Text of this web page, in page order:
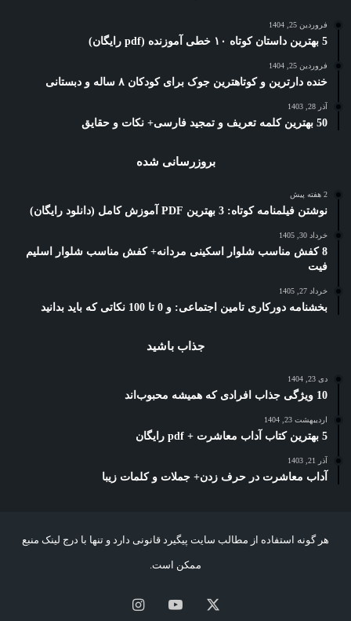
فروردین 25, 1404
5 بهترین داستان کوتاه ۱۰ خطی آموزنده (pdf رایگان)
فروردین 25, 1404
خنده دارترین و کوتاهترین جوک برای کودکان ۸ ساله و دبستانی
آذر 28, 1403
50 بهترین کلمه تعریف و تمجید فارسی+ نکات و حقایق
بروزرسانی شده
2 هفته پیش
نوشتن فیلمنامه کوتاه: 3 بهترین PDF آموزش کامل (دانلود رایگان)
خرداد 30, 1405
8 کفش مناسب شلوار اسکینی مردانه+ کفش مناسب شلوار اسلیم
فیت
خرداد 27, 1405
بخشنامه دورکاری تامین اجتماعی: و 0 تا 100 نکاتی که باید بدانید
جذاب باشید
دی 23, 1404
10 ویژگی جذاب افرادی که همیشه محبوب‌اند
اردیبهشت 23, 1404
5 بهترین کتاب آداب معاشرت + pdf رایگان
آذر 21, 1403
آداب معاشرت در حرف زدن+ جملات و کلمات زیبا
هر گونه استفاده از مطالب سایت پیگیرد قانونی دارد و تنها با درج لینک منبع
ممکن است.
یوتیوباینستاگرام